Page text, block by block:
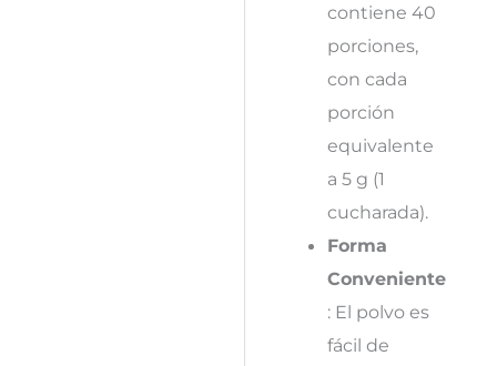
contiene 40
porciones,
con cada
porción
equivalente
a 5 g (1
cucharada).
Forma
Conveniente
: El polvo es
fácil de